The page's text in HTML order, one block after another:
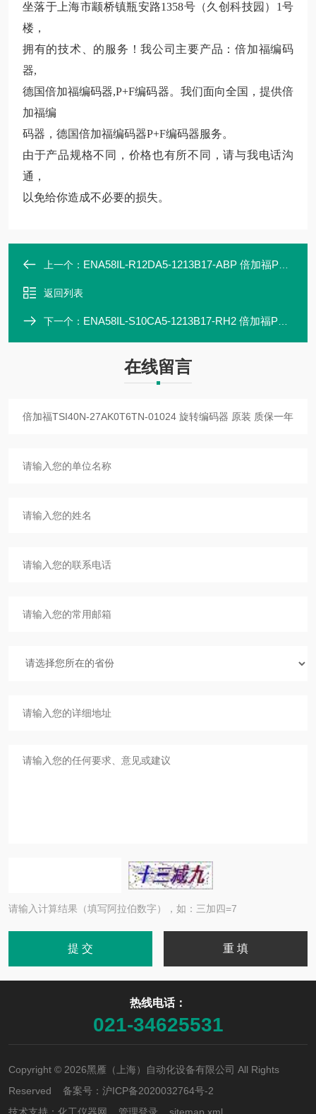
坐落于上海市颛桥镇瓶安路1358号（久创科技园）1号
楼，
拥有的技术、的服务！我公司主要产品：倍加福编码
器,
德国倍加福编码器,P+F编码器。我们面向全国，提供倍
加福编
码器，德国倍加福编码器P+F编码器服务。
由于产品规格不同，价格也有所不同，请与我电话沟
通，
以免给你造成不必要的损失。
上一个： ENA58IL-R12DA5-1213B17-ABP 倍加福P+F 编码器 联轴器 现货直发
返回列表
下一个： ENA58IL-S10CA5-1213B17-RH2 倍加福P+F 编码器 联轴器 现货直发
在线留言
请输入计算结果（填写阿拉伯数字），如：三加四=7
热线电话：
021-34625531
Copyright © 2026黑雁（上海）自动化设备有限公司 All Rights
Reserved 备案号： 沪ICP备2020032764号-2